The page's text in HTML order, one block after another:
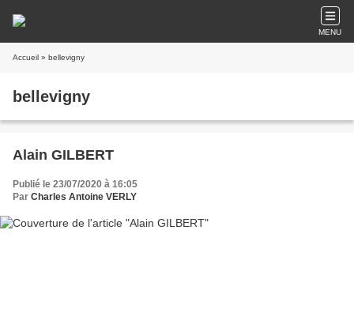
MENU
Accueil » bellevigny
bellevigny
Alain GILBERT
Publié le 23/07/2020 à 16:05
Par Charles Antoine VERLY